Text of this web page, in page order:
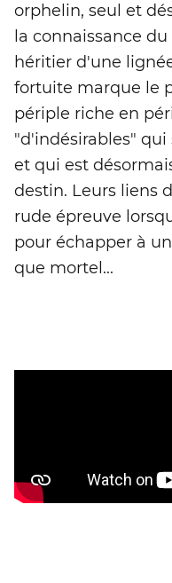
orphelin, seul et
la connaissance
héritier d'une
fortuite marque le
périple riche en
"d'indésirables"
et qui est
destin. Leurs liens
rude épreuve
pour échapper à
que mortel...